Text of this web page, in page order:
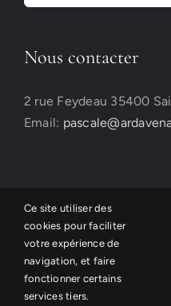
Nous contacter
2 rue Feydeau 35400
Email:
©Ardavena,
Ce site utiliser des
cookies pour faciliter
votre expérience de
navigation, et faire
fonctionner certains
services tiers.